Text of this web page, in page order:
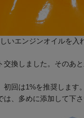
いエンジンオイルを入
換しました。そのあ
回は1%を推奨します
、多めに添加して下さ